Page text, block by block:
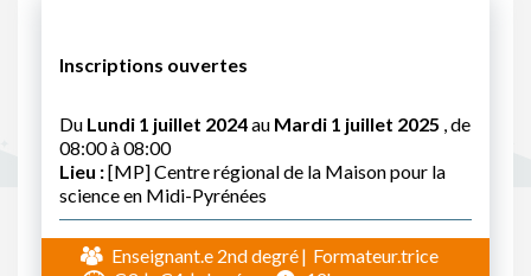
Inscriptions ouvertes
Du Lundi 1 juillet 2024au Mardi 1 juillet 2025 , de
08:00 à 08:00
Lieu :[MP] Centre régional de la Maison pour la
science en Midi-Pyrénées
Enseignant.e 2nd degré
Formateur.trice